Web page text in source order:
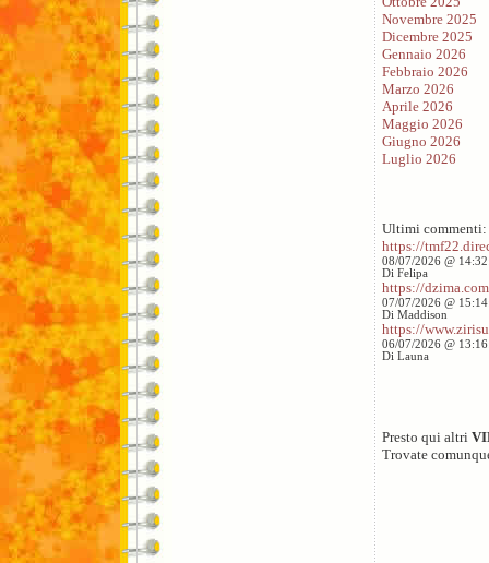
Novembre 2025
Dicembre 2025
Gennaio 2026
Febbraio 2026
Marzo 2026
Aprile 2026
Maggio 2026
Giugno 2026
Luglio 2026
Ultimi commenti:
https://
08/07/2026 @
Di Felipa
https://
07/07/2026 @
Di Maddison
https://
06/07/2026 @
Di Launa
Presto qui altri
Trovate